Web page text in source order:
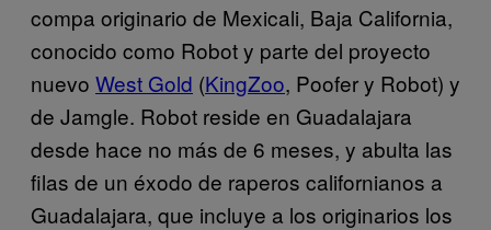
compa originario de Mexicali, Baja California,
conocido como Robot y parte del proyecto
nuevo West Gold (KingZoo, Poofer y Robot) y
de Jamgle. Robot reside en Guadalajara
desde hace no más de 6 meses, y abulta las
filas de un éxodo de raperos californianos a
Guadalajara, que incluye a los originarios los